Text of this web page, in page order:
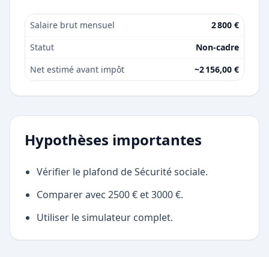
Salaire brut mensuel
2 800 €
Statut
Non-cadre
Net estimé avant impôt
~2 156,00 €
Hypothèses importantes
Vérifier le plafond de Sécurité sociale.
Comparer avec 2500 € et 3000 €.
Utiliser le simulateur complet.